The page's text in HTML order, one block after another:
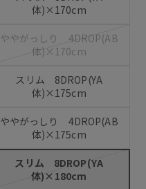
体)×170cm
ややがっしり 4DROP(AB
体)×170cm
スリム 8DROP(YA
体)×175cm
ややがっしり 4DROP(AB
体)×175cm
スリム 8DROP(YA
体)×180cm